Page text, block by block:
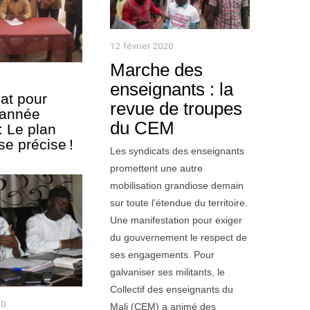
12 février 2020
f
é
v
r
r
2
0
2
Marche des
enseignants : la
revue de troupes
du CEM
Les syndicats des enseignants
promettent une autre
mobilisation grandiose demain
sur toute l’étendue du territoire.
Une manifestation pour exiger
du gouvernement le respect de
ses engagements. Pour
galvaniser ses militants, le
Collectif des enseignants du
Mali (CEM) a animé des
pour
Le plan
précise !